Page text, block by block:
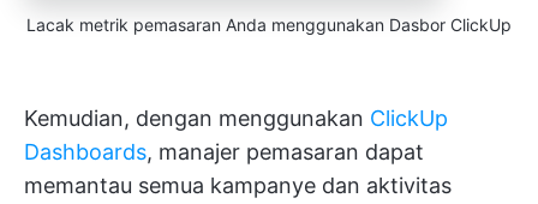
Lacak metrik pemasaran Anda menggunakan Dasbor ClickUp
Kemudian, dengan menggunakan ClickUp
Dashboards, manajer pemasaran dapat
memantau semua kampanye dan aktivitas